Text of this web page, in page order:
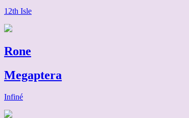
12th Isle
Rone
Megaptera
Infiné